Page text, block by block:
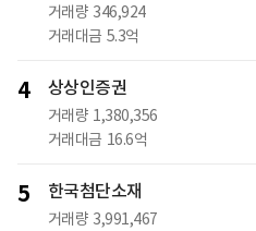
거래량 346,924
거래대금 5.3억
4 상상인증권
거래량 1,380,356
거래대금 16.6억
5 한국첨단소재
거래량 3,991,467